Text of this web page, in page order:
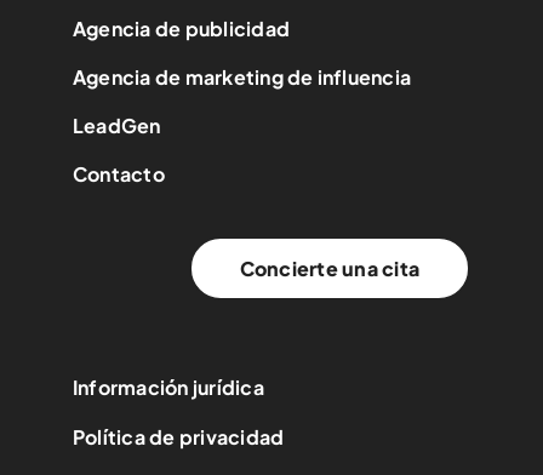
Agencia de publicidad
Agencia de marketing de influencia
LeadGen
Contacto
Concierte una cita
Información jurídica
Política de privacidad